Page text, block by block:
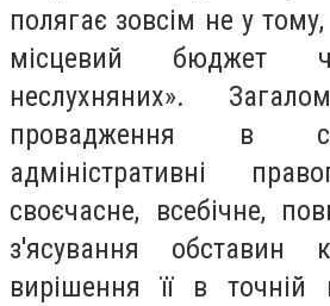
полягає зовсім не у
місцевий бюджет
неслухняних».
провадження в
адміністративні
своєчасне, всебічне,
з'ясування обставин
вирішення її в точній